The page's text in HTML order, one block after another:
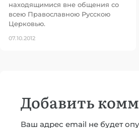
находящимися вне общения со
всею Православною Русскою
Церковью.
07.10.2012
Добавить
Ваш адрес email не будет